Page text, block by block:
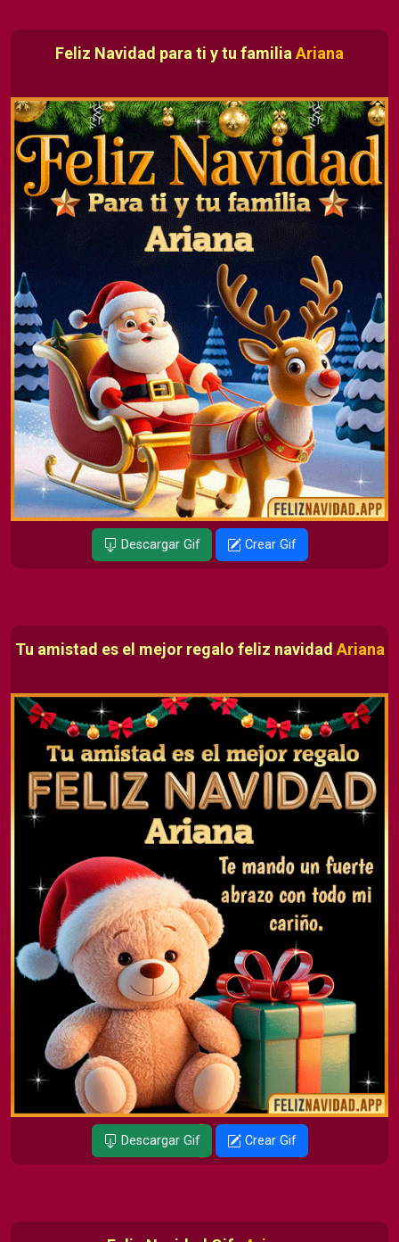
Feliz Navidad para ti y tu familia Ariana
Descargar Gif Crear Gif
Tu amistad es el mejor regalo feliz navidad Ariana
Descargar Gif Crear Gif